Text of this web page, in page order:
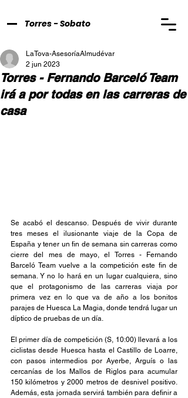
Torres - Sobato
Torres - Fernando Barceló Team
irá a por todas en las carreras de
casa
LaTova-AsesoríaAlmudévar
2 jun 2023
Se acabó el descanso. Después de vivir durante
tres meses el ilusionante viaje de la Copa de
España y tener un fin de semana sin carreras como
cierre del mes de mayo, el Torres - Fernando
Barceló Team vuelve a la competición este fin de
semana. Y no lo hará en un lugar cualquiera, sino
que el protagonismo de las carreras viaja por
primera vez en lo que va de año a los bonitos
parajes de Huesca La Magia, donde tendrá lugar un
díptico de pruebas de un día.
El primer día de competición (S, 10:00) llevará a los
ciclistas desde Huesca hasta el Castillo de Loarre,
con pasos intermedios por Ayerbe, Arguís o las
cercanías de los Mallos de Riglos para acumular
150 kilómetros y 2000 metros de desnivel positivo.
Además, esta jornada servirá también para definir a